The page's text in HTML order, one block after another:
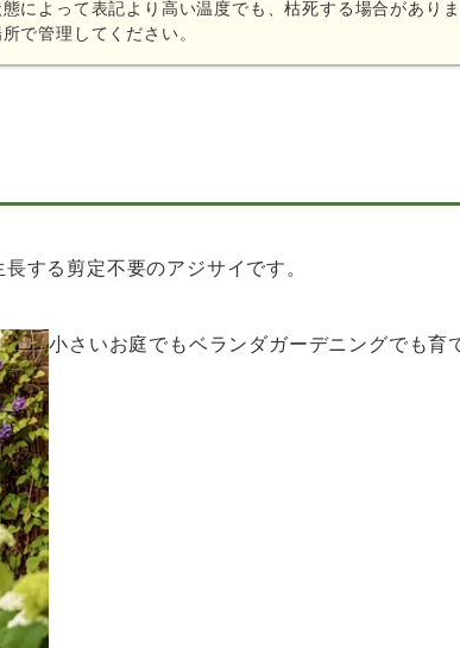
によって表記より高い温度でも、枯死する場合がありま
で管理してください。
する剪定不要のアジサイです。
小さいお庭でもベランダガーデニングでも育